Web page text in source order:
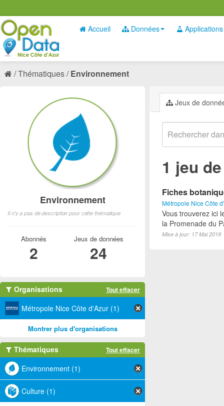
Accueil Données Applications
Thématiques Environnement
Jeux de
1 jeu
Fiches
Métropole Nice Côte
Vous trouverez ici
la Promenade du
Mise à jour: 17 Mai 2019
Environnement
Il n'y a pas de description pour cette thématique
Abonnés
2
Jeux de données
24
Organisations Tout effacer
Métropole Nice Côte d'Azur (1)
Montrer plus d'organisations
Thématiques Tout effacer
Environnement (1)
Culture (1)